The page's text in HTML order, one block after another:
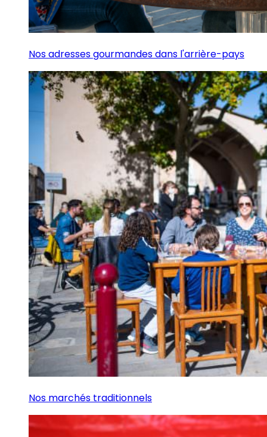
Nos adresses gourmandes dans l'arrière-pays
Nos marchés traditionnels